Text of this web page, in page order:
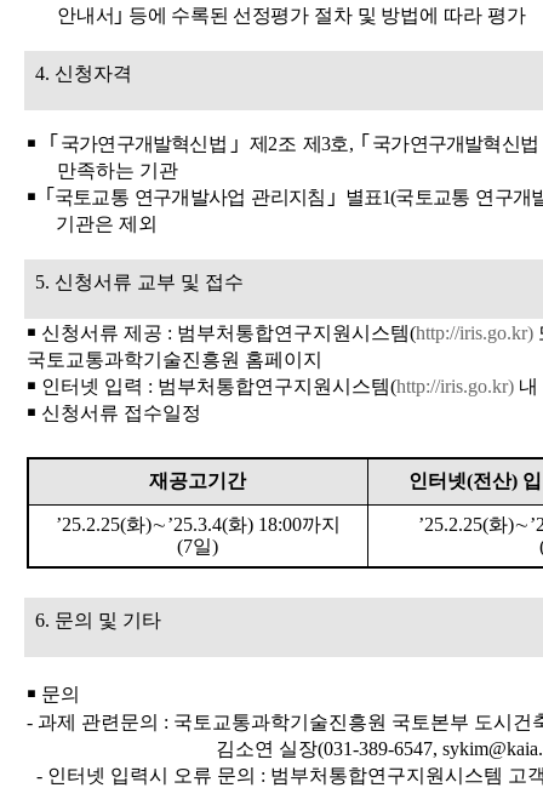
안내서 ｣ 등에 수록된 선정평가 절차 및 방법에 따라 평가
4. 신청자격
￭ ｢ 국가연구개발혁신법 ｣제 2조 제3호, ｢ 국가연구개발혁신
만족하는 기관
￭ ｢ 국토교통 연구개발사업 관리지침 ｣ 별표1(국토교통 연구개
기관은 제외
5. 신청서류 교부 및 접수
￭ 신청서류 제공 : 범부처통합연구지원시스템(http://iris.go.kr)
국토교통과학기술진흥원 홈페이지
￭ 인터넷 입력 : 범부처통합연구지원시스템(http://iris.go.kr) 내
￭ 신청서류 접수일정
재공고기간 인터넷(전산)
’25.2.25(화)∼’25.3.4(화) 18:00까지
(7일)
’25.2.25(화)∼
6. 문의 및 기타
￭ 문의
- 과제 관련문의 : 국토교통과학기술진흥원 국토본부 도시건
김소연 실장(031-389-6547,
- 인터넷 입력시 오류 문의 : 범부처통합연구지원시스템 고